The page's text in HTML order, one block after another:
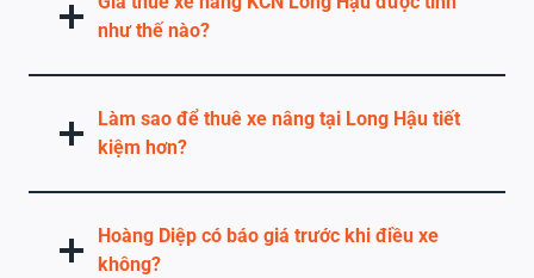
như thế nào?
Làm sao để thuê xe nâng tại Long Hậu tiết
kiệm hơn?
Hoàng Diệp có báo giá trước khi điều xe
không?